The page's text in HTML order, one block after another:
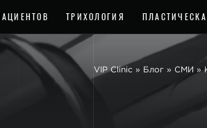
ТРИХОЛОГИЯ
VIP Clinic » Блог » СМИ »